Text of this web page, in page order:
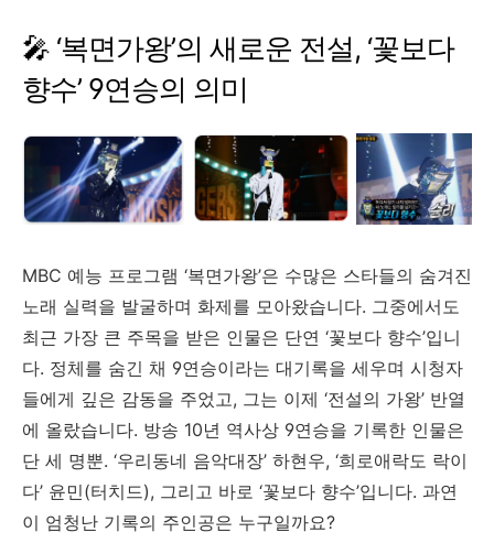
🎤 ‘복면가왕’의 새로운 전설, ‘꽃보다
향수’ 9연승의 의미
MBC 예능 프로그램 ‘복면가왕’은 수많은 스타들의 숨겨진
노래 실력을 발굴하며 화제를 모아왔습니다. 그중에서도
최근 가장 큰 주목을 받은 인물은 단연 ‘꽃보다 향수’입니
다. 정체를 숨긴 채 9연승이라는 대기록을 세우며 시청자
들에게 깊은 감동을 주었고, 그는 이제 ‘전설의 가왕’ 반열
에 올랐습니다. 방송 10년 역사상 9연승을 기록한 인물은
단 세 명뿐. ‘우리동네 음악대장’ 하현우, ‘희로애락도 락이
다’ 윤민(터치드), 그리고 바로 ‘꽃보다 향수’입니다. 과연
이 엄청난 기록의 주인공은 누구일까요?